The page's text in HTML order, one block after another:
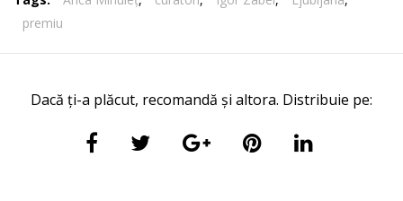
premiu
Dacă ți-a plăcut, recomandă și altora. Distribuie pe: